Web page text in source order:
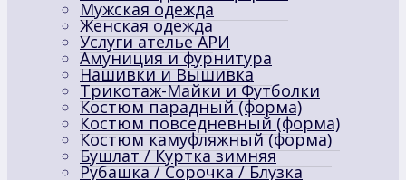
Мужская одежда
Женская одежда
Услуги ателье АРИ
Амуниция и фурнитура
Нашивки и Вышивка
Трикотаж-Майки и Футболки
Костюм парадный (форма)
Костюм повседневный (форма)
Костюм камуфляжный (форма)
Бушлат / Куртка зимняя
Рубашка / Сорочка / Блузка